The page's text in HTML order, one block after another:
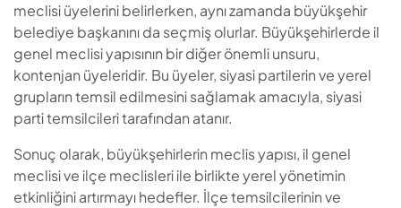
meclisi üyelerini belirlerken, aynı zamanda büyükşehir
belediye başkanını da seçmiş olurlar. Büyükşehirlerde il
genel meclisi yapısının bir diğer önemli unsuru,
kontenjan üyeleridir. Bu üyeler, siyasi partilerin ve yerel
grupların temsil edilmesini sağlamak amacıyla, siyasi
parti temsilcileri tarafından atanır.
Sonuç olarak, büyükşehirlerin meclis yapısı, il genel
meclisi ve ilçe meclisleri ile birlikte yerel yönetimin
etkinliğini artırmayı hedefler. İlçe temsilcilerinin ve